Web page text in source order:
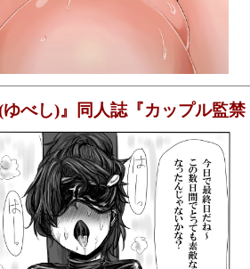
べし)』同人誌『カップル監